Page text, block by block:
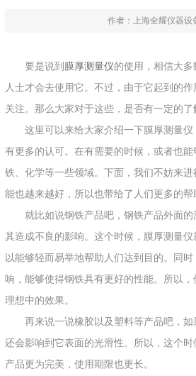
作者：上海全耀仪器
要是说到 膜厚测量仪的使用，相信大
人士才会去使用它。不过，由于它起到的
关注。那么大家对于这些，是否有一定的了
这里可以来给大家介绍一下膜厚测量仪
有更多的认可。在有需要的时候，或者也
铁、化学等一些领域。下面，我们不妨来
能也越来越好，所以也带给了人们更多的
就比如说钢铁产品吧，钢铁产品外面的
其造成不良的影响。这个时候，膜厚测量
以能够轻而易举地帮助人们达到目的。同
响，能够使得钢铁具有更好的性能。所以
理想中的效果。
再来说一说橡胶以及塑料等产品吧，如
还会影响到它表面的光滑性。所以，这个
产品更为完美，使用期限也更长。